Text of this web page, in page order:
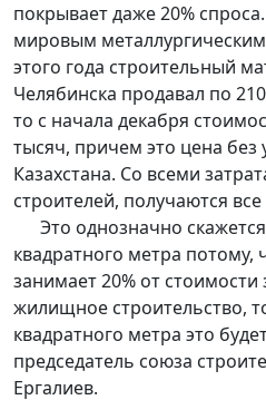
покрывает даже 20%
мировым
этого года строительный
Челябинска продавал по
то с начала декабря
тысяч, причем это цена без
Казахстана. Со всеми
строителей, получаются
Это однозначно
квадратного метра потому,
занимает 20% от стоимости
жилищное строительство,
квадратного метра это
председатель союза
Ергалиев.